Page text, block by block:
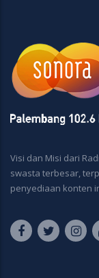
Visi dan Misi dari
swasta terbesar,
penyediaan konten